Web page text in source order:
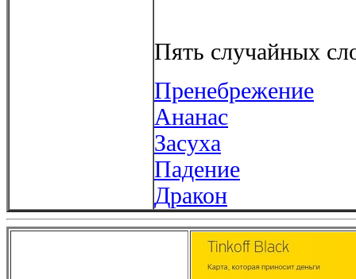
Пять случайных
Пренебрежение
Ананас
Засуха
Падение
Дракон